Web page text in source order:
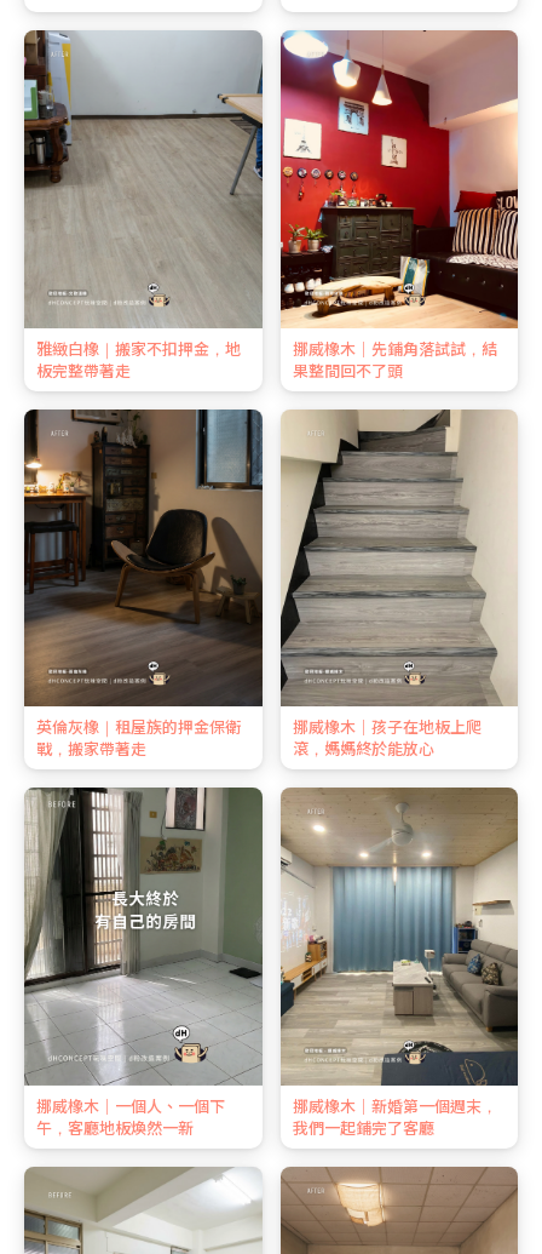
雅緻白橡｜搬家不扣押金，地
板完整帶著走
挪威橡木｜先鋪角落試試，結
果整間回不了頭
英倫灰橡｜租屋族的押金保衛
戰，搬家帶著走
挪威橡木｜孩子在地板上爬
滾，媽媽終於能放心
挪威橡木｜一個人、一個下
午，客廳地板煥然一新
挪威橡木｜新婚第一個週末，
我們一起鋪完了客廳